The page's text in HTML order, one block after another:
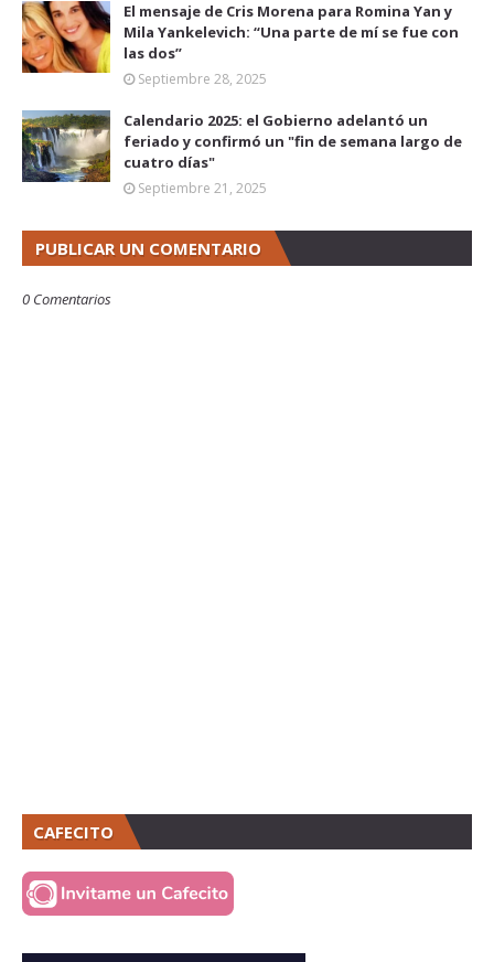
El mensaje de Cris Morena para Romina Yan y
Mila Yankelevich: “Una parte de mí se fue con
las dos”
Septiembre 28, 2025
Calendario 2025: el Gobierno adelantó un
feriado y confirmó un "fin de semana largo de
cuatro días"
Septiembre 21, 2025
PUBLICAR UN COMENTARIO
0 Comentarios
CAFECITO